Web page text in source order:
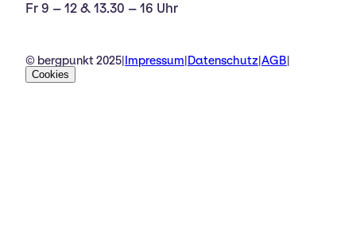
Fr 9 – 12 & 13.30 – 16 Uhr
© bergpunkt 2025 Impressum Datenschutz AGB
Cookies